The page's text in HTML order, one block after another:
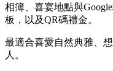
相簿、喜宴地點與
板，以及QR碼禮金。
最適合喜愛自然典雅、
人。